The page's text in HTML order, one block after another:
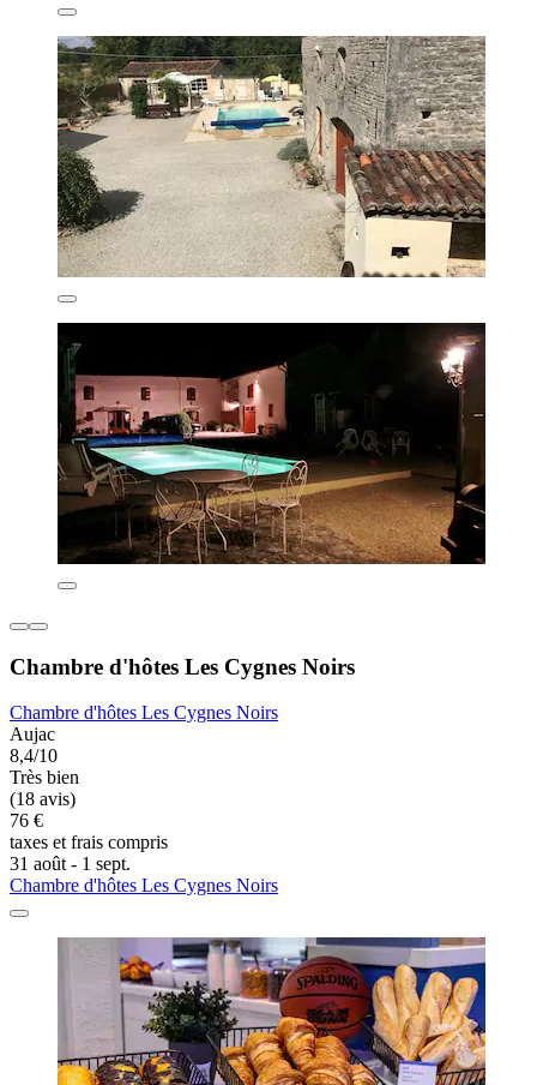
Chambre d'hôtes Les Cygnes Noirs
Chambre d'hôtes Les Cygnes Noirs
Aujac
8,4/10
Très bien
(18 avis)
76 €
taxes et frais compris
31 août - 1 sept.
Chambre d'hôtes Les Cygnes Noirs